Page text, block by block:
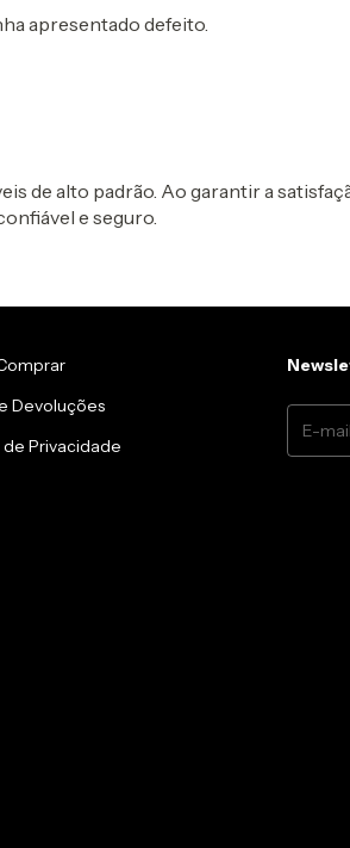
apresentado defeito.
de alto padrão. Ao garantir a
e seguro.
Devoluções
Privacidade